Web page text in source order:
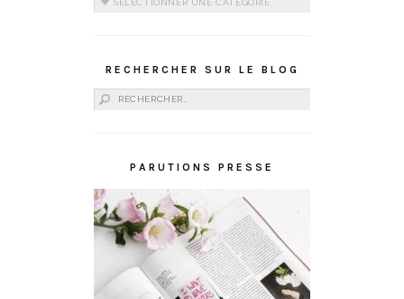
RECHERCHER SUR LE BLOG
Rechercher :
PARUTIONS PRESSE